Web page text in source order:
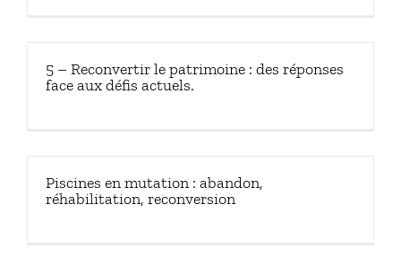
5 – Reconvertir le patrimoine : des réponses
face aux défis actuels.
Piscines en mutation : abandon,
réhabilitation, reconversion